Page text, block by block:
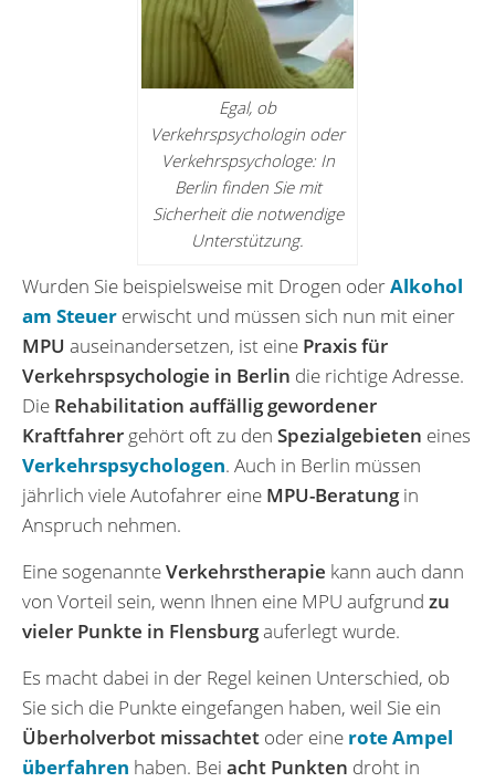
Egal, ob
Verkehrspsychologin oder
Verkehrspsychologe: In
Berlin finden Sie mit
Sicherheit die notwendige
Unterstützung.
Wurden Sie beispielsweise mit Drogen oderAlkohol
am Steuer erwischt und müssen sich nun mit einer
MPU auseinander­setzen, ist eine Praxis für
Verkehrspsychologie in Berlin die richtige Adresse.
Die Rehabilitation auffällig gewordener
Kraftfahrer gehört oft zu den Spezialgebieten eines
Verkehrspsychologen. Auch in Berlin müssen
jährlich viele Autofahrer eine MPU-Beratungin
Anspruch nehmen.
Eine sogenannteVerkehrstherapie kann auch dann
von Vorteil sein, wenn Ihnen eine MPU aufgrund zu
vieler Punkte in Flensburgauferlegt wurde.
Es macht dabei in der Regel keinen Unterschied, ob
Sie sich die Punkte eingefangen haben, weil Sie ein
Überholverbot missachtet oder eine rote Ampel
überfahren haben. Bei acht Punkten droht in